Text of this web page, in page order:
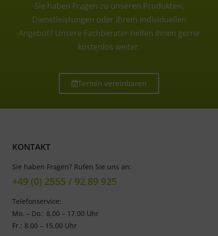
Sie haben Fragen zu unseren Produkten,
Dienstleistungen oder Ihrem individuellen
Angebot? Unsere Fachberater helfen ihnen gerne
kostenlos weiter.
Termin vereinbaren
KONTAKT
Sie haben Fragen? Rufen Sie uns an:
+49 (0) 2555 / 92 89 925
Telefonservice:
Mo. – Do.: 8.00 – 17.00 Uhr
Fr.: 8.00 – 15.00 Uhr